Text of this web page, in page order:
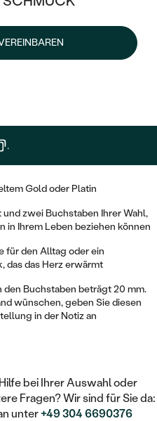
ZUM EINFASSEN
von 7 - 10 Werktagen.
.
Gold oder Platin
zwei Buchstaben Ihrer Wahl,
in Ihrem Leben beziehen können
für den Alltag oder ein
das das Herz erwärmt
Buchstaben beträgt 20 mm.
wünschen, geben Sie diesen
in der Notiz an
bei Ihrer Auswahl oder
Fragen? Wir sind für Sie da:
unter+49 304 6690376